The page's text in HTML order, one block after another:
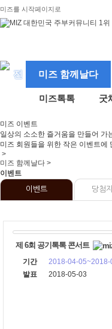
미즈를 시작페이지로
미즈 함께날다
미즈톡톡 굿
미즈 이벤트
일상의 소소한 즐거움을 만들어 가
미즈 회원들을 위한 작은 이벤트에
>
미즈 함께날다 >
이벤트
이벤트 당첨
제 6회 공기톡톡 콘서트
기간
2018-04-05~2018-
발표
2018-05-03